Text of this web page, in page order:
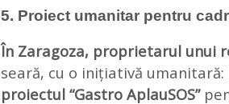
5. Proiect umanitar pentru
În Zaragoza, proprietarul unui
seară, cu o inițiativă umanitară:
proiectul “Gastro AplauSOS”